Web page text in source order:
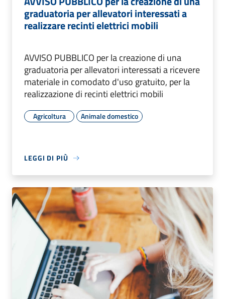
graduatoria per allevatori interessati a
realizzare recinti elettrici mobili
AVVISO PUBBLICO per la creazione di una
graduatoria per allevatori interessati a ricevere
materiale in comodato d'uso gratuito, per la
realizzazione di recinti elettrici mobili
Agricoltura Animale domestico
LEGGI DI PIÙ